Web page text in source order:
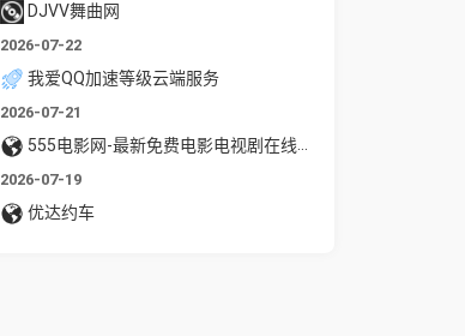
DJVV舞曲网
2026-07-22
我爱QQ加速等级云端服务
2026-07-21
555电影网-最新免费电影电视剧在线观看
2026-07-19
优达约车